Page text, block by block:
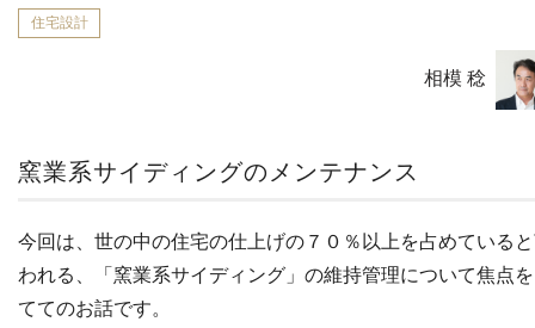
住宅設計
相模 稔
窯業系サイディングのメンテナンス
今回は、世の中の住宅の仕上げの７０％以上を占めている
われる、「窯業系サイディング」の維持管理について焦点
ててのお話です。